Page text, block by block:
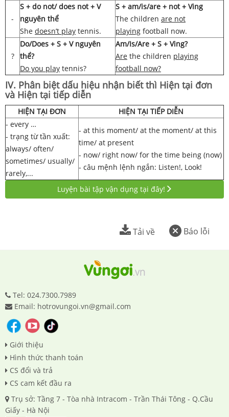
-
S + do not/ does not + V
nguyên thể
She doesn’t play tennis.
S + am/is/are + not + Ving
The children are not
playing football now.
?
Do/Does + S + V nguyên
thể?
Do you play tennis?
Am/Is/Are + S + Ving?
Are the children playing
football now?
IV. Phân biệt dấu hiệu nhận biết thì Hiện tại đơn
và Hiện tại tiếp diễn
HIỆN TẠI ĐƠN
HIỆN TẠI TIẾP DIỄN
- every …
- trạng từ tần xuất:
always/ often/
sometimes/ usually/
rarely,...
- at this moment/ at the moment/ at this
time/ at present
- now/ right now/ for the time being (now)
- câu mệnh lệnh ngắn: Listen!, Look!
Luyện bài tập vận dụng tại đây!
Báo lỗi
Tải về
Tel: 024.7300.7989
Email: hotrovungoi.vn@gmail.com
Giới thiệu
Hình thức thanh toán
CS đổi và trả
CS cam kết đầu ra
Trụ sở: Tầng 7 - Tòa nhà Intracom - Trần Thái Tông - Q.Cầu
Giấy - Hà Nội